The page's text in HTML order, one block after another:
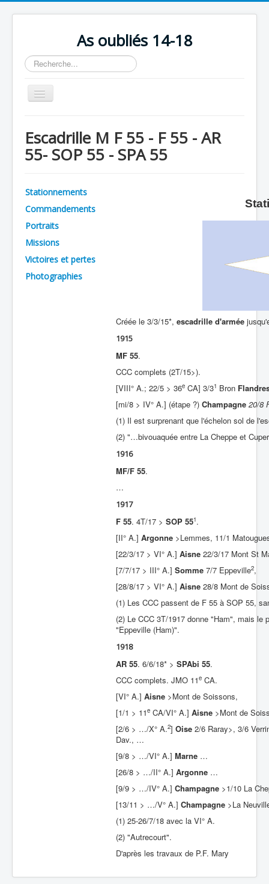
As oubliés 14-18
Rechercher
Basculer
la
Chronologie
Escadrilles
Avions
Personnels
Formation
Doctrines
Escadrille M F 55 - F 55 - AR
55- SOP 55 - SPA 55
Stationnements
Commandements
Portraits
Missions
Victoires et pertes
Photographies
Créée le 3/3/15*, escadrille d'armée
1915
MF 55.
CCC complets (2T/15>).
[VIII° A.; 22/5 > 36e CA] 3/31 Bron
[mi/8 > IV° A.] (étape ?) Champagne 20/8
(1) Il est surprenant que l'échelon sol de
(2) "…bivouaquée entre La Cheppe et
1916
MF/F 55.
…
1917
F 55. 4T/17 > SOP 551.
[II° A.] Argonne >Lemmes, 11/1
[22/3/17 > VI° A.] Aisne 22/3/17 Mont St
[7/7/17 > III° A.] Somme 7/7 Eppeville2,
[28/8/17 > VI° A.] Aisne 28/8 Mont de
(1) Les CCC passent de F 55 à SOP 55,
(2) Le CCC 3T/1917 donne "Ham", mais le
"Eppeville (Ham)".
1918
AR 55. 6/6/18* > SPAbi 55.
CCC complets. JMO 11e CA.
[VI° A.] Aisne >Mont de Soissons,
[1/1 > 11e CA/VI° A.] Aisne >Mont de
[2/6 > …/X° A.2] Oise 2/6 Raray>, 3/6
Dav., …
[9/8 > …/VI° A.] Marne …
[26/8 > …/II° A.] Argonne …
[9/9 > …/IV° A.] Champagne >1/10 La
[13/11 > …/V° A.] Champagne >La
(1) 25-26/7/18 avec la VI° A.
(2) "Autrecourt".
D'après les travaux de P.F. Mary